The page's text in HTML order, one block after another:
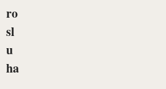
ro
sl
u
ha